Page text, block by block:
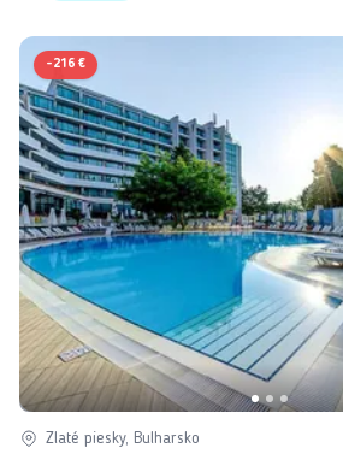
-216 €
Zlaté piesky, Bulharsko